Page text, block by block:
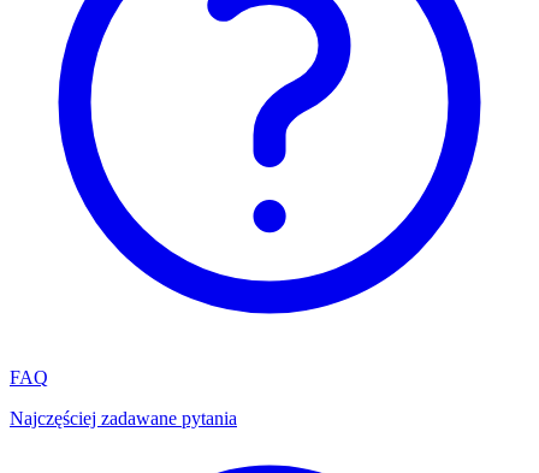
FAQ
Najczęściej zadawane pytania